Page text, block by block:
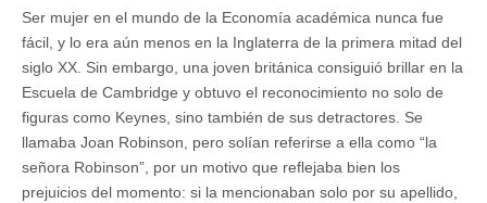
Ser mujer en el mundo de la Economía académica nunca fue
fácil, y lo era aún menos en la Inglaterra de la primera mitad del
siglo XX. Sin embargo, una joven británica consiguió brillar en la
Escuela de Cambridge y obtuvo el reconocimiento no solo de
figuras como Keynes, sino también de sus detractores. Se
llamaba Joan Robinson, pero solían referirse a ella como “la
señora Robinson”, por un motivo que reflejaba bien los
prejuicios del momento: si la mencionaban solo por su apellido,